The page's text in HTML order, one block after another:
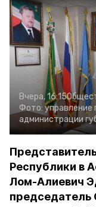
Вчера, 16:15
Фото:
администрации
Республики в
Лом-Алиевич
председатель